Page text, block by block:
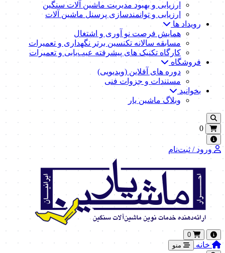
ارزیابی و بهبود مدیریت ماشین آلات سنگین
ارزیابی و توانمندسازی پرسنل ماشین آلات
رویداد ها
همایش فرصت نو آوری و اشتغال
مسابقه سالانه تکنسین برتر نگهداری و تعمیرات
کارگاه تکنیک‌ های پیشرفته عیب‌یابی و تعمیرات
فروشگاه
دوره های آفلاین (ویدیویی)
مستندات و جزوات فنی
بخوانید
وبلاگ ماشین یار
0
ورود / ثبت‌نام
0
خانه منو